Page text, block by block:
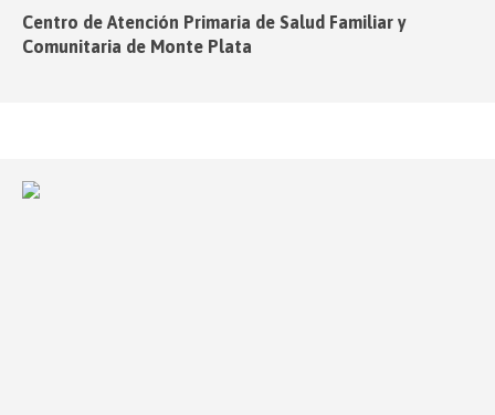
Centro de Atención Primaria de Salud Familiar y
Comunitaria de Monte Plata